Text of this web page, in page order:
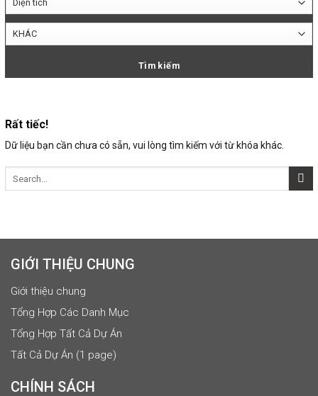
Rất tiếc!
Dữ liệu bạn cần chưa có sẵn, vui lòng tìm kiếm với từ khóa khác.
GIỚI THIỆU CHUNG
Giới thiệu chung
Tổng Hợp Các Danh Mục
Tổng Hợp Tất Cả Dự Án
Tất Cả Dự Án (1 page)
CHÍNH SÁCH